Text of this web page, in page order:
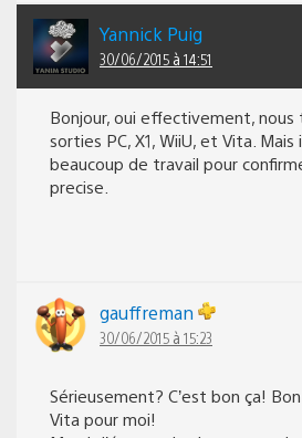
Yannick Puig
30/06/2015 à 14:51
Bonjour, oui effectivement, nous
sorties PC, X1, WiiU, et Vita.
beaucoup de travail pour
precise.
gauffreman
30/06/2015 à 15:23
Sérieusement? C’est bon ça!
Vita pour moi!